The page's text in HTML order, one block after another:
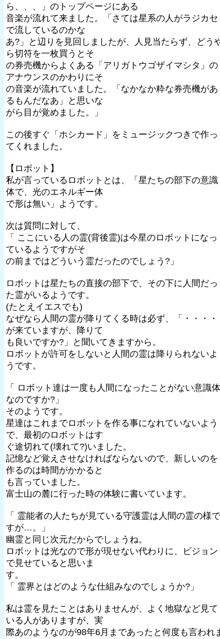
ら、、、」のトップページにある
音楽が流れて来ました。「さては星系の人がラジカセ
で流しているのかな
あ?」と辺りを見回しましたが、人見当たらず、どう
ら切符を一枚買うとそ
の券売機からよくある「アリガトウゴザイマシタ」の
アナウンスのかわりにそ
の音楽が流れていました。「なかなか粋な券売機があ
るもんだなあ」と思いな
がら目が覚めました。」
この後すぐ「ホシカード」をミュージックつきで作っ
てくれました。
【ロボット】
私が言っているロボットとは、「星たちの部下の意識
体で、光のエネルギー体
で形は無い」ようです。
次は質問に対して、
「 ここにいる人の霊(背後霊)は今星のロボットになっ
ているようですがそ
の前まではどういう霊だったのでしょう?」
ロボットは星たちの直接の部下で、その下に人間だっ
た霊がいるようです。
(たとえイエスでも)
なぜなら人間の霊が降りてくる時は必ず、「・・・・
が来ていますが、降りて
も良いですか?」と聞いてきますから。
ロボットが許可をしないと人間の霊は降りられないよ
うです。
「 ロボット達は一度も人間になったことがない意識体
なのですか?」
そのようです。
星達はこれまでロボットを作る事になれていないよう
で、最初のロボットはす
ぐ途切れて(壊れて?)いました。
記憶など覚えさせなければならないので、新しいのを
作るのは時間がかかると
も言っていました。
富士山の麓に行った時の体験に書いています。
「 霊能者の人たちが見ている守護霊は人間の霊の様で
すが…。」
幽霊と同じ次元だからでしょうね。
ロボットは光なので形が現せない代わりに、ビジョン
で見せていると思いま
す。
「 霊界とはどのような仕組みなのでしょうか?」
私は霊を見たことはありませんが、よく地獄など見て
いる人がありますが、実
際あのようなのが98年6月まであったと何度も言われ